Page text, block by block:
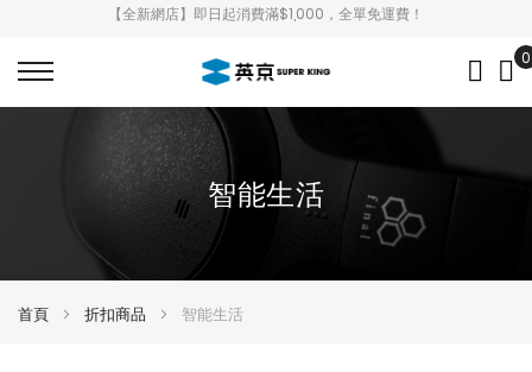
【全新網店】即日起消費滿$1,000，全單免運費！
0
智能生活
首頁 折扣商品 智能生活